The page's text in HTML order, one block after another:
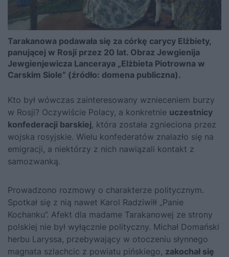
Tarakanowa podawała się za córkę carycy Elżbiety,
panującej w Rosji przez 20 lat. Obraz Jewgienija
Jewgienjewicza Lanceraya „Elżbieta Piotrowna w
Carskim Siole” (źródło: domena publiczna).
Kto był wówczas zainteresowany wznieceniem burzy
w Rosji? Oczywiście Polacy, a konkretnie uczestnicy
konfederacji barskiej, która została zgnieciona przez
wojska rosyjskie. Wielu konfederatów znalazło się na
emigracji, a niektórzy z nich nawiązali kontakt z
samozwanką.
Prowadzono rozmowy o charakterze politycznym.
Spotkał się z nią nawet Karol Radziwiłł „Panie
Kochanku”. Afekt dla madame Tarakanowej ze strony
polskiej nie był wyłącznie polityczny. Michał Domański
herbu Laryssa, przebywający w otoczeniu słynnego
magnata szlachcic z powiatu pińskiego, zakochał się